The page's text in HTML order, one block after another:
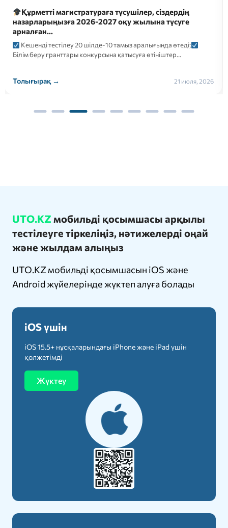
Құрметті магистратураға түсушілер, сіздердің
назарларыңызға 2026-2027 оқу жылына түсуге
арналған…
Кешенді тестілеу 20 шілде-10 тамыз аралығында өтеді;
Білім беру гранттары конкурсына қатысуға өтініштер…
Толығырақ → 21 июля, 2026
UTO.KZ мобильді қосымшасы арқылы
тестілеуге тіркеліңіз, нәтижелерді оңай
және жылдам алыңыз
UTO.KZ мобильді қосымшасын iOS және
Android жүйелерінде жүктеп алуға болады
iOS үшін
iOS 15.5+ нұсқаларындағы iPhone және iPad үшін
қолжетімді
Жүктеу